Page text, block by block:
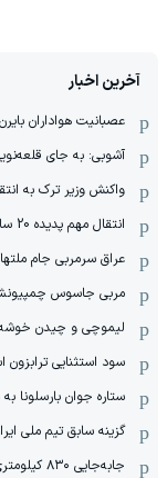
آخرین اخبار
عصبانیت هواداران
آشوبی: به جای
واکنش وزیر ترک به
انتقال مهم پدیده 20 ساله منتفی شد (عکس)
عراق سرمربی جام
مربی جاسوس
لیموچی و چیدن خوشه
سود استثنایی ترابزون
ستاره جوان بارسلونا
گزینه سابق تیم ملی
جابه‌جایی ۸۳۰ کیلومتری غیرت به‌خاطر کانیه وست!